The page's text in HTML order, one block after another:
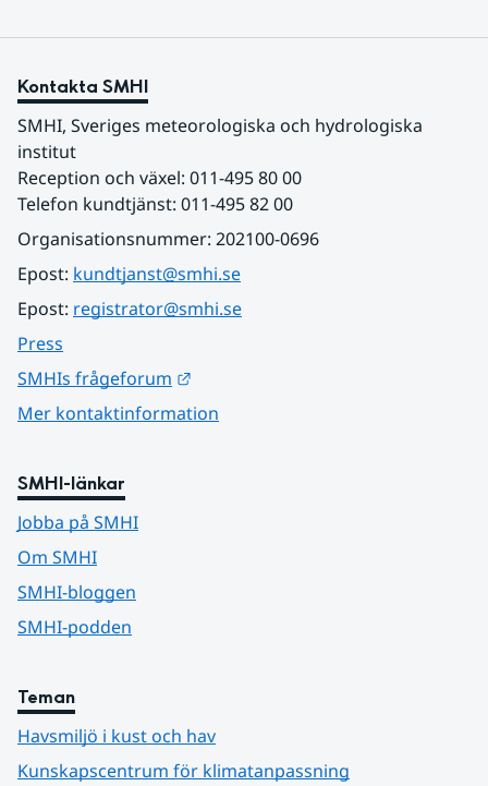
Kontakta SMHI
SMHI, Sveriges meteorologiska och hydrologiska
institut
Reception och växel: 011-495 80 00
Telefon kundtjänst: 011-495 82 00
Organisationsnummer: 202100-0696
Epost: kundtjanst@smhi.se
Epost: registrator@smhi.se
Press
SMHIs frågeforum
Mer kontaktinformation
SMHI-länkar
Jobba på SMHI
Om SMHI
SMHI-bloggen
SMHI-podden
Teman
Havsmiljö i kust och hav
Kunskapscentrum för klimatanpassning